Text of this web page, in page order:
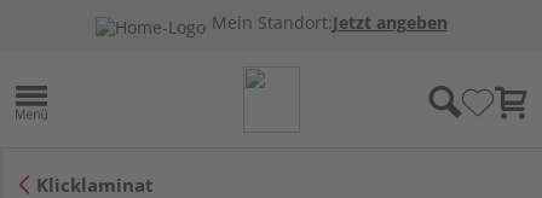
Mein Standort:Jetzt angeben
Klicklaminat